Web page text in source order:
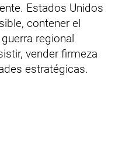
Estados Unidos
contener el
regional
vender firmeza
estratégicas.